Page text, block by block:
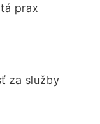
prax
za služby